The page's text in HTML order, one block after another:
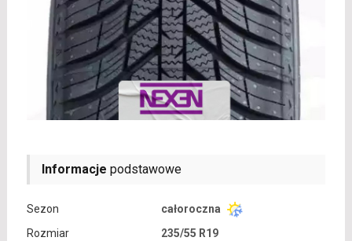
Informacje podstawowe
Sezon
całoroczna
Rozmiar
235/55 R19